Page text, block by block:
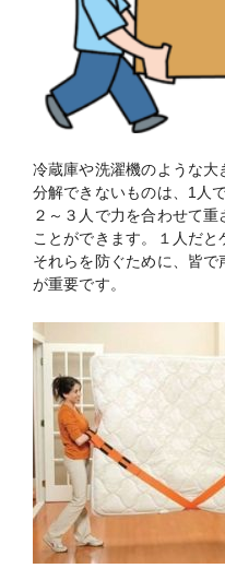
冷蔵庫や洗濯機のような大
分解できないものは、1人
２～３人で力を合わせて
ことができます。１人だと
それらを防ぐために、皆で
が重要です。